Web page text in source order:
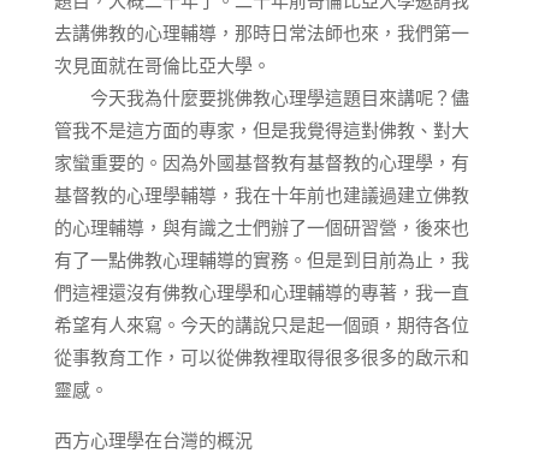
去講佛教的心理輔導，那時日常法師也來，我們第一
次見面就在哥倫比亞大學。
今天我為什麼要挑佛教心理學這題目來講呢？儘
管我不是這方面的專家，但是我覺得這對佛教、對大
家蠻重要的。因為外國基督教有基督教的心理學，有
基督教的心理學輔導，我在十年前也建議過建立佛教
的心理輔導，與有識之士們辦了一個研習營，後來也
有了一點佛教心理輔導的實務。但是到目前為止，我
們這裡還沒有佛教心理學和心理輔導的專著，我一直
希望有人來寫。今天的講說只是起一個頭，期待各位
從事教育工作，可以從佛教裡取得很多很多的啟示和
靈感。
西方心理學在台灣的概況